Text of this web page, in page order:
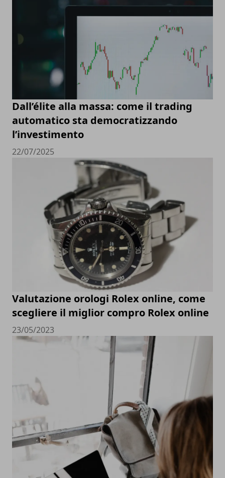
Dall’élite alla massa: come il trading
automatico sta democratizzando
l’investimento
22/07/2025
Valutazione orologi Rolex online, come
scegliere il miglior compro Rolex online
23/05/2023